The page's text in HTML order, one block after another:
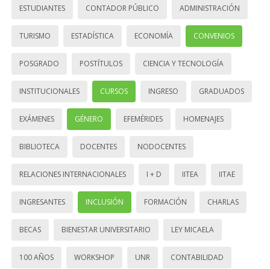
ESTUDIANTES CONTADOR PÚBLICO ADMINISTRACIÓN
TURISMO ESTADÍSTICA ECONOMÍA CONVENIOS
POSGRADO POSTÍTULOS CIENCIA Y TECNOLOGÍA
INSTITUCIONALES CURSOS INGRESO GRADUADOS
EXÁMENES GÉNERO EFEMÉRIDES HOMENAJES
BIBLIOTECA DOCENTES NODOCENTES
RELACIONES INTERNACIONALES I + D IITEA IITAE
INGRESANTES INCLUSIÓN FORMACIÓN CHARLAS
BECAS BIENESTAR UNIVERSITARIO LEY MICAELA
100 AÑOS WORKSHOP UNR CONTABILIDAD